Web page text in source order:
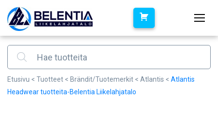
Products search
Etusivu < Tuotteet < Brändit/Tuotemerkit < Atlantis < Atlantis
Headwear tuotteita-Belentia Liikelahjatalo